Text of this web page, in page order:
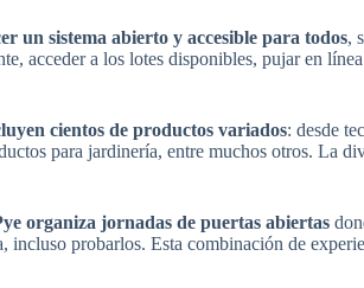
un sistema abierto y accesible para todos,
acceder a los lotes disponibles, pujar en
cientos de productos variados: desde
para jardinería, entre muchos otros. La
organiza jornadas de puertas abiertas
incluso probarlos. Esta combinación de